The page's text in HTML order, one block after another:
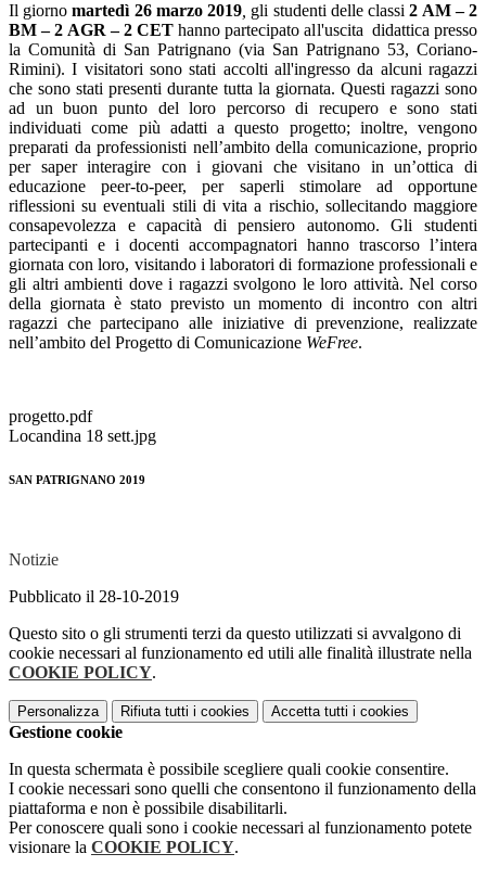
Il giornomartedì 26 marzo 2019 gli studenti delle classi2 AM – 2
BM – 2 AGR – 2 CET hanno partecipato all'uscita didattica presso
la Comunità di San Patrignano (via San Patrignano 53, Coriano-
Rimini). I visitatori sono stati accolti all'ingresso da alcuni ragazzi
che sono stati presenti durante tutta la giornata. Questi ragazzi sono
ad un buon punto del loro percorso di recupero e sono stati
individuati come più adatti a questo progetto; inoltre, vengono
preparati da professionisti nell’ambito della comunicazione, proprio
per saper interagire con i giovani che visitano in un’ottica di
educazione peer-to-peer, per saperli stimolare ad opportune
riflessioni su eventuali stili di vita a rischio, sollecitando maggiore
consapevolezza e capacità di pensiero autonomo. Gli studenti
partecipanti e i docenti accompagnatori hanno trascorso l’intera
giornata con loro, visitando i laboratori di formazione professionali e
gli altri ambienti dove i ragazzi svolgono le loro attività. Nel corso
della giornata è stato previsto un momento di incontro con altri
ragazzi che partecipano alle iniziative di prevenzione, realizzate
nell’ambito del Progetto di Comunicazione WeFree.
progetto.pdf
Locandina 18 sett.jpg
SAN PATRIGNANO 2019
Notizie
Pubblicato il 28-10-2019
Questo sito o gli strumenti terzi da questo utilizzati si avvalgono di
cookie necessari al funzionamento ed utili alle finalità illustrate nella
COOKIE POLICY.
Personalizza Rifiuta tutti i cookies Accetta tutti i cookies
Gestione cookie
In questa schermata è possibile scegliere quali cookie consentire.
I cookie necessari sono quelli che consentono il funzionamento della
piattaforma e non è possibile disabilitarli.
Per conoscere quali sono i cookie necessari al funzionamento potete
visionare la COOKIE POLICY.